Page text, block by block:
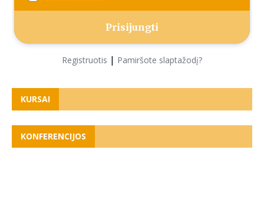
Registruotis | Pamiršote slaptažodį?
KURSAI
KONFERENCIJOS